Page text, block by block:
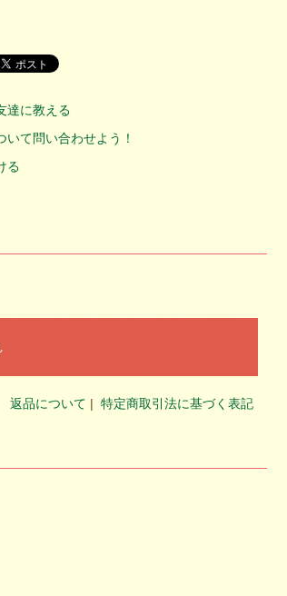
達に教える
いて問い合わせよう！
る
返品について | 特定商取引法に基づく表記